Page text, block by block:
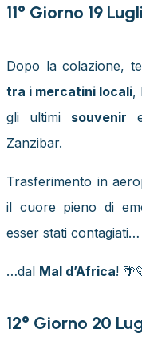
11° Giorno 19
Dopo la colazione,
tra i mercatini locali,
gli ultimi souvenir
Zanzibar.
Trasferimento in
il cuore pieno di
esser stati contagiati…
…dal Mal d’Africa!
12° Giorno 20